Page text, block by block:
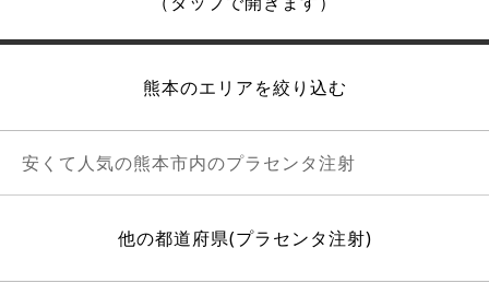
熊本のエリアを絞り込む
安くて人気の熊本市内のプラセンタ注射
他の都道府県(プラセンタ注射)